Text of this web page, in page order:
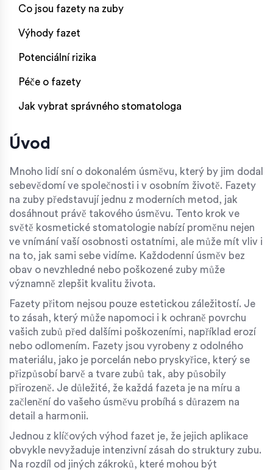
Co jsou fazety na zuby
Výhody fazet
Potenciální rizika
Péče o fazety
Jak vybrat správného stomatologa
Úvod
Mnoho lidí sní o dokonalém úsměvu, který by jim dodal
sebevědomí ve společnosti i v osobním životě. Fazety
na zuby představují jednu z moderních metod, jak
dosáhnout právě takového úsměvu. Tento krok ve
světě kosmetické stomatologie nabízí proměnu nejen
ve vnímání vaší osobnosti ostatními, ale může mít vliv i
na to, jak sami sebe vidíme. Každodenní úsměv bez
obav o nevzhledné nebo poškozené zuby může
významně zlepšit kvalitu života.
Fazety přitom nejsou pouze estetickou záležitostí. Je
to zásah, který může napomoci i k ochraně povrchu
vašich zubů před dalšími poškozeními, například erozí
nebo odlomením. Fazety jsou vyrobeny z odolného
materiálu, jako je porcelán nebo pryskyřice, který se
přizpůsobí barvě a tvare zubů tak, aby působily
přirozeně. Je důležité, že každá fazeta je na míru a
začlenění do vašeho úsměvu probíhá s důrazem na
detail a harmonii.
Jednou z klíčových výhod fazet je, že jejich aplikace
obvykle nevyžaduje intenzivní zásah do struktury zubu.
Na rozdíl od jiných zákroků, které mohou být